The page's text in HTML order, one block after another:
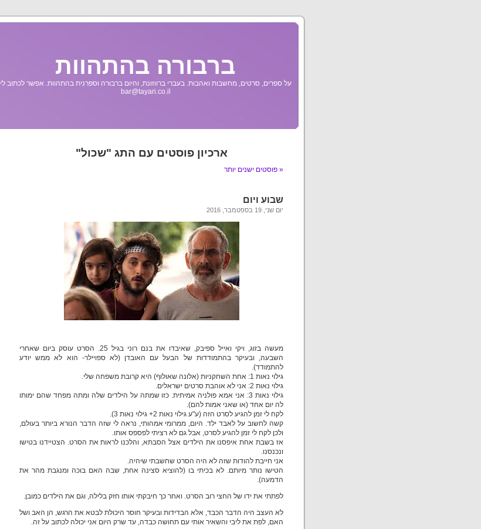
ברבורה בהתהוות
על ספרים, סרטים, מחשבות ואהבות. בעברי ברווזונת, והיום ברבורה וספרנית בהתהוות. אפשר לכתוב לי
bar@tayari.co.il
ארכיון פוסטים עם התג "שכול"
« פוסטים ישנים יותר
שבוע ויום
יום שני, 19 בספטמבר, 2016
מעשה בזוג, ויקי ואייל ספיבק, שאיבדו את בנם רוני בגיל 25. הסרט עוסק ביום שאחרי
השבעה, ובעיקר בהתמודדות של הבעל עם האובדן (לא ספויילר- הוא לא ממש יודע
להתמודד).
גילוי נאות 1: אחת השחקניות (אלונה שאולוף) היא קרובת משפחה שלי.
גילוי נאות 2: אני לא אוהבת סרטים ישראלים.
גילוי נאות 3: אני אמא פולניה אמיתית. כזו שמתה על הילדים שלה ומתה מפחד שהם ימותו
לה יום אחד (או שאני אמות להם).
לקח לי זמן להגיע לסרט הזה (ע"ע גילוי נאות 2+ גילוי נאות 3).
קשה לחשוב על לאבד ילד. היום, ממרומי אמהותי, נראה לי שזה הדבר הנורא ביותר בעולם,
ולכן לקח לי זמן להגיע לסרט, אבל גם לא רציתי לפספס אותו.
אז בשבת אחת איפסנו את הילדים אצל הסבתא, והלכנו לראות את הסרט. הצטיידנו בטישו
ונכנסנו.
אני חייבת להודות שזה לא היה הסרט שחשבתי שיהיה.
הטישו נותר מיותם. לא בכיתי בו (להוציא סצינה אחת, שבה האם בוכה ומנגבת מהר את
הדמעה).
לפתתי את ידו של החצי רוב הסרט. ואחר כך חיבקתי אותו חזק בלילה, וגם את הילדים כמובן.
לא העצב היה הדבר הכבד, אלא הבדידות ובעיקר חוסר היכולת לבטא את הרגש, הן האב ושל
האם, לפת את ליבי והשאיר אותי עם תחושה כבדה, עד שרק היום אני יכולה לכתוב על זה.